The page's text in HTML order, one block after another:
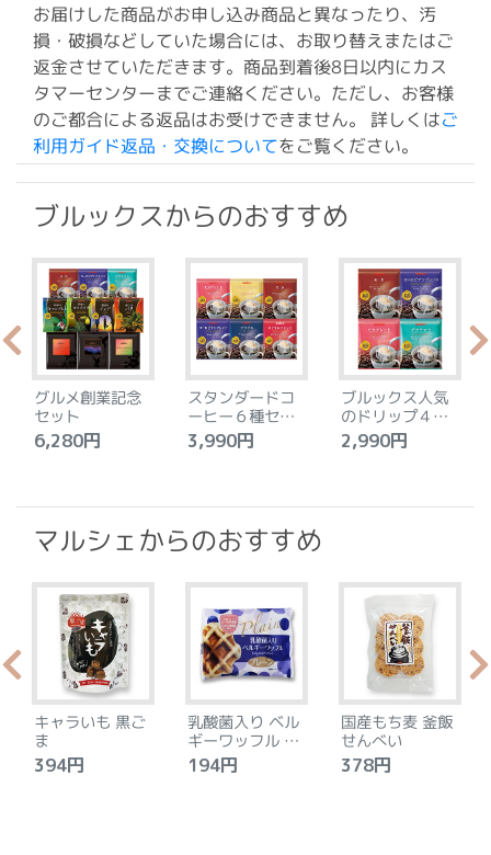
お届けした商品がお申し込み商品と異なったり、汚
損・破損などしていた場合には、お取り替えまたはご
返金させていただきます。商品到着後8日以内にカス
タマーセンターまでご連絡ください。ただし、お客様
のご都合による返品はお受けできません。 詳しくはご
利用ガイド返品・交換についてをご覧ください。
ブルックスからのおすすめ
グルメ創業記念
セット
6,280円
スタンダードコ
ーヒー６種セッ
ト
3,990円
ブルックス人気
のドリップ４種
セット
2,990円
マルシェからのおすすめ
キャラいも 黒ご
ま
394円
乳酸菌入り ベル
ギーワッフル プ
レーン
194円
国産もち麦 釜飯
せんべい
378円